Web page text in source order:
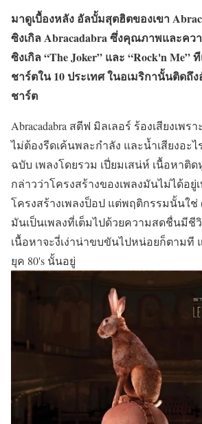
มาดูเบื้องหลัง อัลบั้มสุตฮิตของเขา
ซิงเกิล Abracadabra ซึ่งคุณภาพและค
ซิงเกิล “The Joker” และ “Rock'n Me”
ชาร์ตใน 10 ประเทศ ในอเมริกานั้นติดถึ
ชาร์ต
Abracadabra สตีฟ มิลเลอร์ ร้องเสียงเพ
ไม่ต้องรีดเค้นพละกำลัง และน้ำเสียงอะ
ฉบับ เพลงโดยรวม เปี่ยมเสน่ห์ เนื้อหาติ
กล่าวว่าโครงสร้างของเพลงมันไม่ได้อยู่
โครงสร้างเพลงป็อป แต่พฤติกรรมนั้นใช่
มันเป็นเพลงที่เต็มไปด้วยความสดชื่นมีชี
เนื้อหาจะงี่เง่าน่าขบขันไปหน่อยก็ตาม
ยุค 80's นั้นอยู่